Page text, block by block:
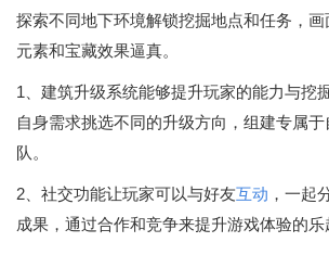
探索不同地下环境解锁挖掘地点和任务，
元素和宝藏效果逼真。
1、建筑升级系统能够提升玩家的能力与挖
自身需求挑选不同的升级方向，组建专属
队。
2、社交功能让玩家可以与好友互动 ，一起
成果，通过合作和竞争来提升游戏体验的乐